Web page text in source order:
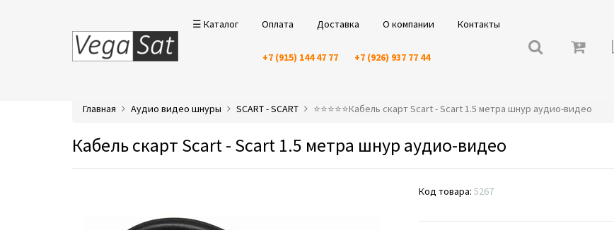
☰ Каталог Оплата Доставка О компании Контакты
+7 (915) 144 47 77 +7 (926) 937 77 44
Главная Аудио видео шнуры SCART - SCART ⭐️⭐️⭐️⭐️⭐️Кабель скарт Scart - Scart 1.5 метра шнур аудио-видео
Кабель скарт Scart - Scart 1.5 метра шнур аудио-видео
Код товара:5267